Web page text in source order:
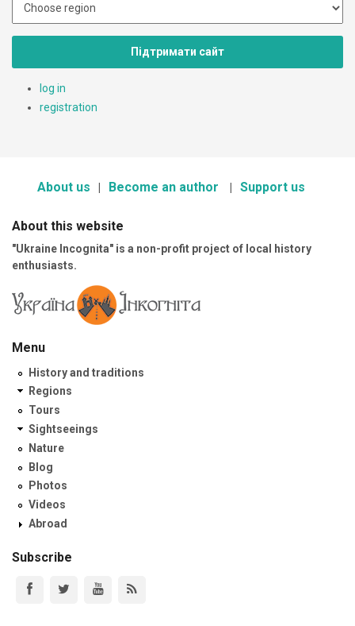
Підтримати сайт
log in
registration
About us Become an author Support us
About this website
"Ukraine Incognita" is a non-profit project of local history
enthusiasts.
Menu
History and traditions
Regions
Tours
Sightseeings
Nature
Blog
Photos
Videos
Abroad
Subscribe